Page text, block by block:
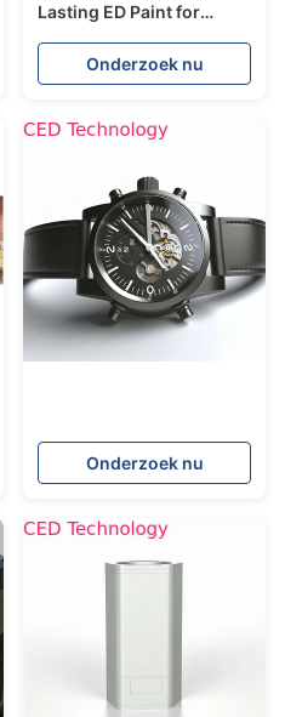
Lasting ED Paint for
Onderzoek nu
Onderzoek nu